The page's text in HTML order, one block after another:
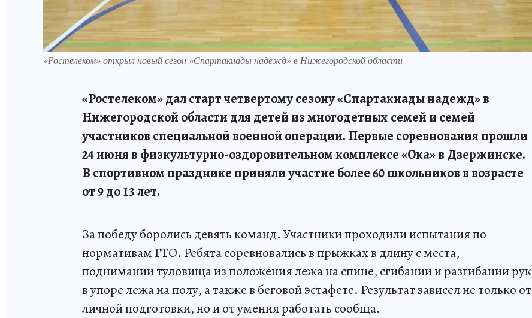
«Ростелеком» открыл новый сезон «Спартакиады надежд» в Нижегородской области
«Ростелеком» дал старт четвертому сезону «Спартакиады надежд» в
Нижегородской области для детей из многодетных семей и семей
участников специальной военной операции. Первые соревнования прошли
24 июня в физкультурно-оздоровительном комплексе «Ока» в Дзержинске.
В спортивном празднике приняли участие более 60 школьников в возрасте
от 9 до 13 лет.
За победу боролись девять команд. Участники проходили испытания по
нормативам ГТО. Ребята соревновались в прыжках в длину с места,
поднимании туловища из положения лежа на спине, сгибании и разгибании рук
в упоре лежа на полу, а также в беговой эстафете. Результат зависел не только от
личной подготовки, но и от умения работать сообща.